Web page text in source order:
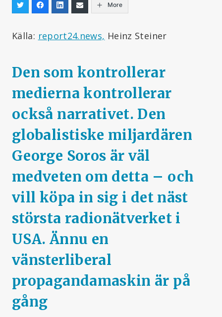
More
Källa: report24.news, Heinz Steiner
Den som kontrollerar
medierna kontrollerar
också narrativet. Den
globalistiske miljardären
George Soros är väl
medveten om detta – och
vill köpa in sig i det näst
största radionätverket i
USA. Ännu en
vänsterliberal
propagandamaskin är på
gång